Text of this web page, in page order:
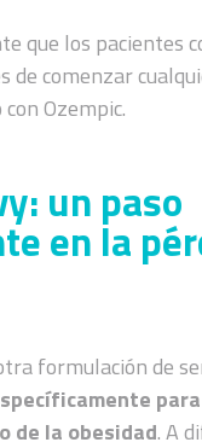
que los pacientes
de comenzar
Ozempic.
un paso
en la
formulación de
de la obesidad. A